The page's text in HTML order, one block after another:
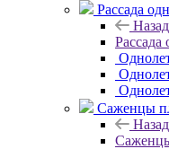
Рассада
Назад
Рассада
Саженцы
Назад